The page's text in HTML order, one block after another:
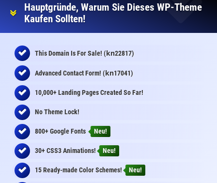
Hauptgründe, Warum Sie Dieses WP-Theme
Kaufen Sollten!
This Domain Is For Sale! (kn22817)
Advanced Contact Form! (kn17041)
10,000+ Landing Pages Created So Far!
No Theme Lock!
800+ Google Fonts Neu!
30+ CSS3 Animations! Neu!
15 Ready-made Color Schemes! Neu!